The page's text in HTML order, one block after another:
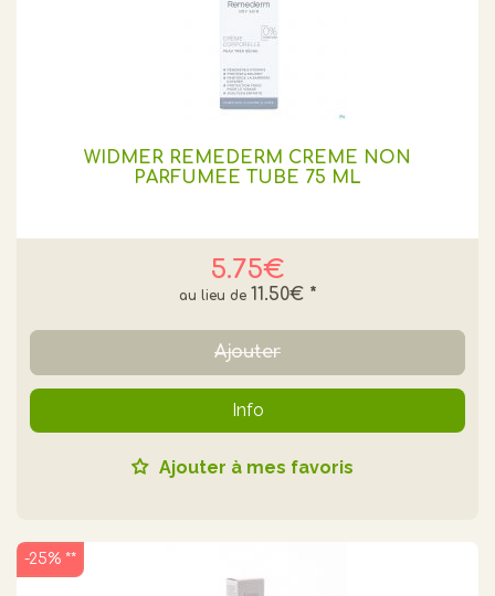
WIDMER REMEDERM CREME NON
PARFUMEE TUBE 75 ML
5.75€
11.50€ *
Ajouter
Info
Ajouter à mes favoris
-25% **